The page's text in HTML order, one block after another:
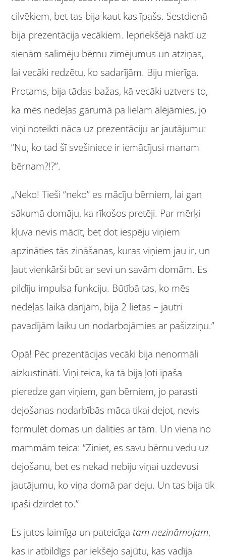
cilvēkiem, bet tas bija kaut kas īpašs. Sestdienā
bija prezentācija vecākiem. Iepriekšējā naktī uz
sienām salīmēju bērnu zīmējumus un atziņas,
lai vecāki redzētu, ko sadarījām. Biju mierīga.
Protams, bija tādas bažas, kā vecāki uztvers to,
ka mēs nedēļas garumā pa lielam ālējāmies, jo
viņi noteikti nāca uz prezentāciju ar jautājumu:
“Nu, ko tad šī svešiniece ir iemācījusi manam
bērnam?!?”.
„Neko! Tieši “neko” es mācīju bērniem, lai gan
sākumā domāju, ka rīkošos pretēji. Par mērķi
kļuva nevis mācīt, bet dot iespēju viņiem
apzināties tās zināšanas, kuras viņiem jau ir, un
ļaut vienkārši būt ar sevi un savām domām. Es
pildīju impulsa funkciju. Būtībā tas, ko mēs
nedēļas laikā darījām, bija 2 lietas – jautri
pavadījām laiku un nodarbojāmies ar pašizziņu.”
Opā! Pēc prezentācijas vecāki bija nenormāli
aizkustināti. Viņi teica, ka tā bija ļoti īpaša
pieredze gan viņiem, gan bērniem, jo parasti
dejošanas nodarbībās māca tikai dejot, nevis
formulēt domas un dalīties ar tām. Un viena no
mammām teica: “Ziniet, es savu bērnu vedu uz
dejošanu, bet es nekad nebiju viņai uzdevusi
jautājumu, ko viņa domā par deju. Un tas bija tik
īpaši dzirdēt to.”
Es jutos laimīga un pateicīga tam nezināmajam,
kas ir atbildīgs par iekšējo sajūtu, kas vadīja